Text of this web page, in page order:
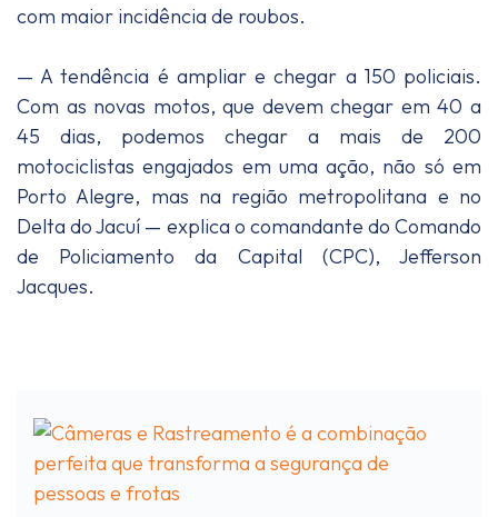
com maior incidência de roubos.
— A tendência é ampliar e chegar a 150 policiais.
Com as novas motos, que devem chegar em 40 a
45 dias, podemos chegar a mais de 200
motociclistas engajados em uma ação, não só em
Porto Alegre, mas na região metropolitana e no
Delta do Jacuí — explica o comandante do Comando
de Policiamento da Capital (CPC), Jefferson
Jacques.